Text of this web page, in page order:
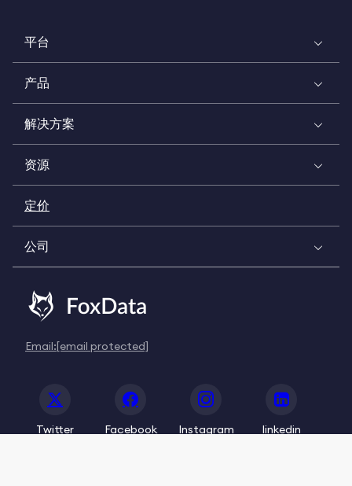
平台
产品
解决方案
资源
定价
公司
Email:[email protected]
Twitter Facebook Instagram linkedin